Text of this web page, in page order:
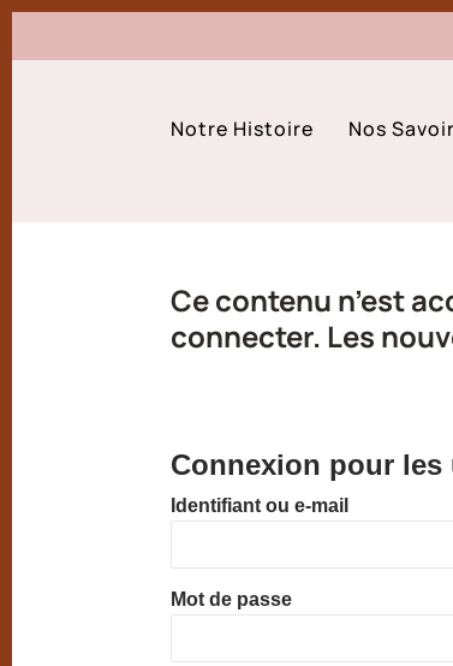
Notre Histoire Nos
Ce contenu n’est
connecter. Les
Connexion pour
Identifiant ou e-mail
Mot de passe